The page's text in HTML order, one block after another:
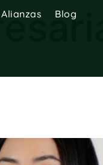
Alianzas Blog